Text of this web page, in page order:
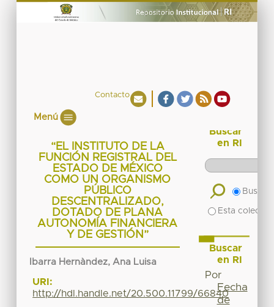
Contacto
Menú
“EL INSTITUTO DE LA
FUNCIÓN REGISTRAL DEL
ESTADO DE MÉXICO
COMO UN ORGANISMO
PÚBLICO
DESCENTRALIZADO,
DOTADO DE PLANA
AUTONOMÍA FINANCIERA
Y DE GESTIÓN”
Ibarra Hernàndez, Ana Luisa
URI:
http://hdl.handle.net/20.500.11799/66840
Buscar
en RI
Buscar
Esta
Buscar
en RI
Por
Fecha
de